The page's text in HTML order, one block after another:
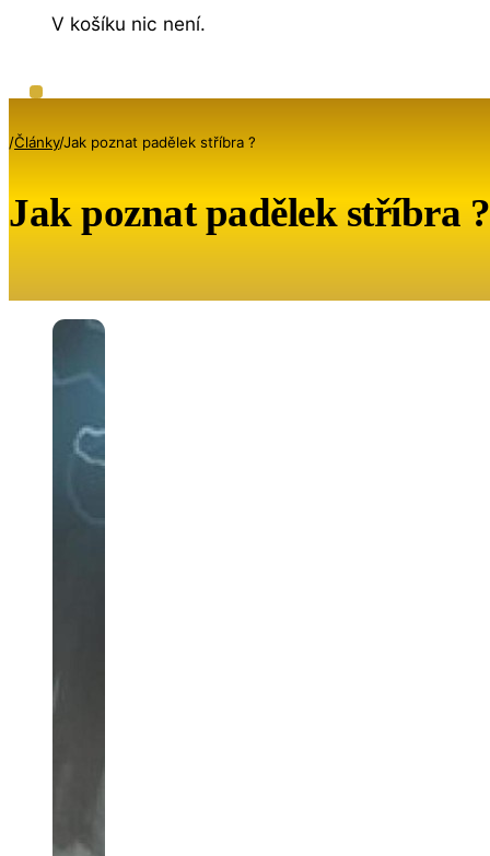
V košíku nic není.
/Články/Jak poznat padělek stříbra ?
Jak poznat padělek stříbra ?